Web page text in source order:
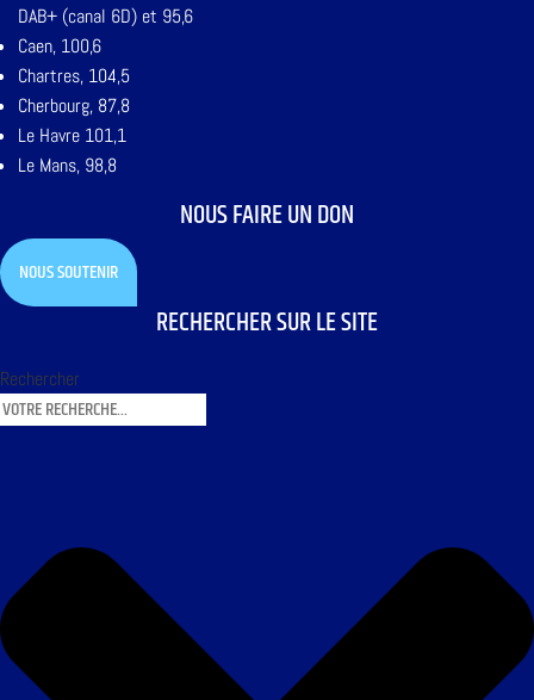
DAB+ (canal 6D) et 95,6
Caen, 100,6
Chartres, 104,5
Cherbourg, 87,8
Le Havre 101,1
Le Mans, 98,8
NOUS FAIRE UN DON
NOUS SOUTENIR
RECHERCHER SUR LE SITE
Rechercher